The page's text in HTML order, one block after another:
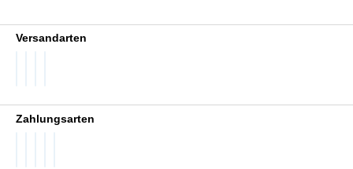
Versandarten
Zahlungsarten